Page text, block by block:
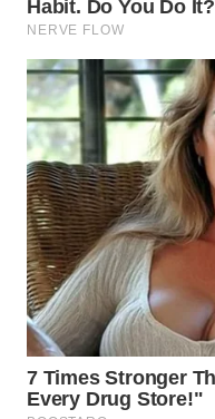
UTARA
WN
SAMOSIR
WN
PADANG
LAWAS
WN
SUMEDANG
WN
CIANJUR